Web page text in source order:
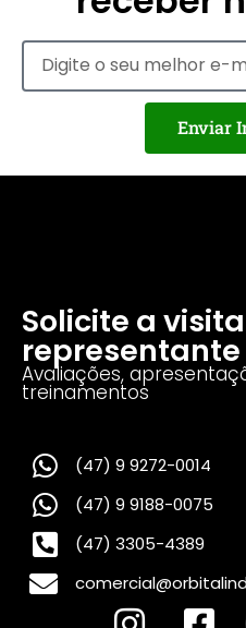
Enviar
Solicite a
representante
Avaliações,
treinamentos
(47) 9 9272-0014
(47) 9 9188-0075
(47) 3305-4389